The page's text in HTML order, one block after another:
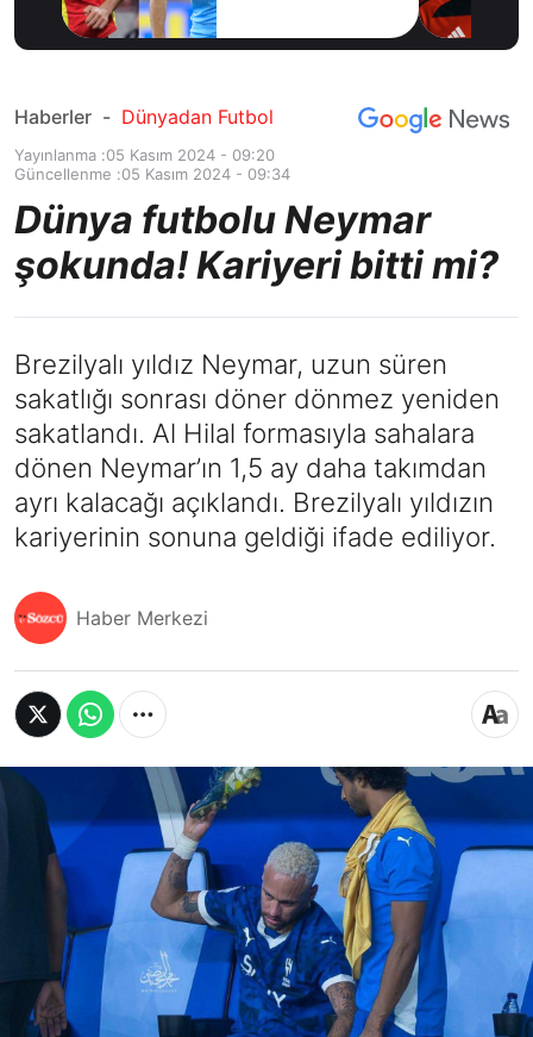
Haberler - Dünyadan Futbol
Yayınlanma :05 Kasım 2024 - 09:20
Güncellenme :05 Kasım 2024 - 09:34
Dünya futbolu Neymar
şokunda! Kariyeri bitti mi?
Brezilyalı yıldız Neymar, uzun süren
sakatlığı sonrası döner dönmez yeniden
sakatlandı. Al Hilal formasıyla sahalara
dönen Neymar’ın 1,5 ay daha takımdan
ayrı kalacağı açıklandı. Brezilyalı yıldızın
kariyerinin sonuna geldiği ifade ediliyor.
Haber Merkezi